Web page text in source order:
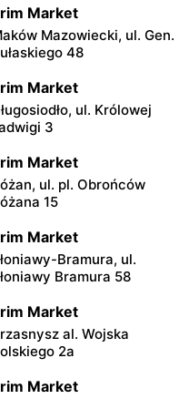
Market
Mazowiecki, ul. Gen.
48
Market
ul. Królowej
3
Market
ul. pl. Obrońców
15
Market
Bramura, ul.
Bramura 58
Market
al. Wojska
2a
Market